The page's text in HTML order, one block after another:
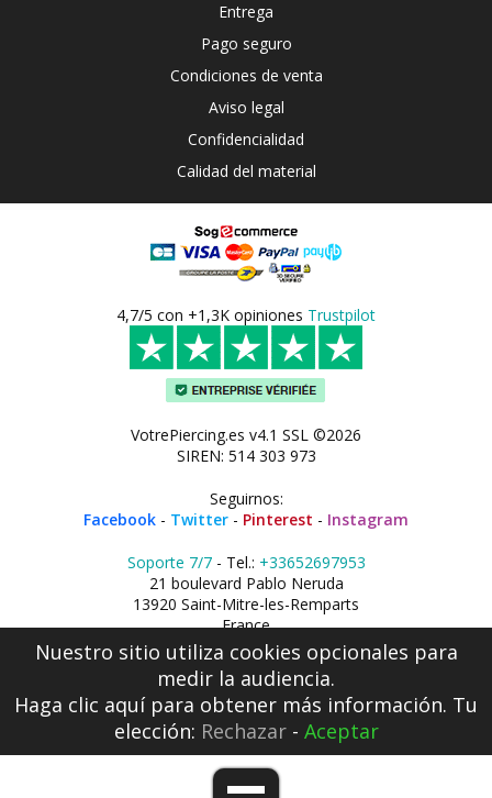
Entrega
Pago seguro
Condiciones de venta
Aviso legal
Confidencialidad
Calidad del material
4,7/5 con +1,3K opiniones Trustpilot
VotrePiercing.es v4.1 SSL ©2026
SIREN: 514 303 973
Seguirnos:
Facebook - Twitter - Pinterest - Instagram
Soporte 7/7- Tel.: +33652697953
21 boulevard Pablo Neruda
13920 Saint-Mitre-les-Remparts
France
Nuestro sitio utiliza cookies opcionales para
medir la audiencia.
Haga clic aquípara obtener más información. Tu
elección: Rechazar- Aceptar